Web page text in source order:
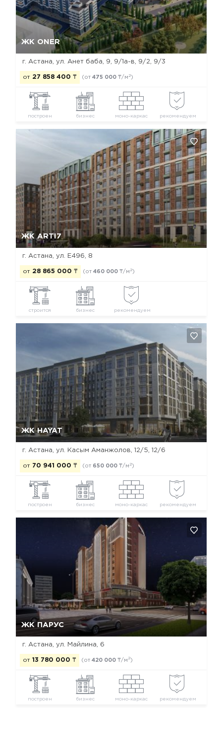
ЖК ONER
г. Астана, ул. Анет баба, 9, 9/1а-в, 9/2, 9/3
от 27 858 400 ₸ (от 475 000 ₸/м 2)
построен бизнес моно-каркас рекомендуем
Да, удалить Отмена
ЖК ARTI7
г. Астана, ул. Е496, 8
от 28 865 000 ₸ (от 460 000 ₸/м 2)
строится бизнес рекомендуем
Да, удалить Отмена
ЖК HAYAT
г. Астана, ​ул. Касым Аманжолов, 12/5, 12/6
от 70 941 000 ₸ (от 650 000 ₸/м 2)
построен бизнес моно-каркас рекомендуем
ЖК ПАРУС
г. Астана, ул. Майлина, 6
от 13 780 000 ₸ (от 420 000 ₸/м2)
построен бизнес моно-каркас рекомендуем
Да, удалить Отмена